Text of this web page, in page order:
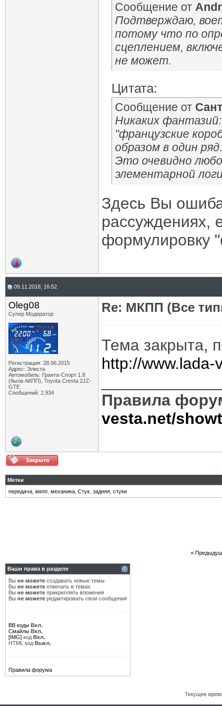
Сообщение от
Подтверждаю,
потому что по
сцеплением,
не может.
Цитата:
Сообщение от
Никаких
"французские
образом в один ряд.
Это очевидно
элементарной
Здесь Вы
рассуждениях,
формулировку
09.11.2018, 16:52
Oleg08
Супер Модератор
Регистрация: 28.06.2015
Адрес: Элиста
Автомобиль: Гранта-Спорт 1.8
(была АКПП), Toyota Cresta 2JZ-
GTE
Сообщений: 2,934
Re: МКПП (Все
Тема закрыта,
http://
Правила
vesta.net/
Метки
передача мкпп механика Стук задняя стуки
«
Ваши права в разделе
Вы не можете создавать новые темы
Вы не можете отвечать в темах
Вы не можете прикреплять вложения
Вы не можете редактировать свои сообщения
BB коды Вкл.
Смайлы Вкл.
[IMG] код Вкл.
HTML код Выкл.
Правила форума
Текущее